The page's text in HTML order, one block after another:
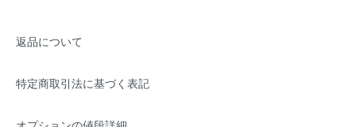
返品について
特定商取引法に基づく表記